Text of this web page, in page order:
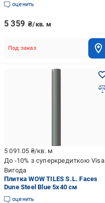
оценить
5 359 ₴/кв. м
Под заказ
5 091.05 ₴/кв. м
До -10% з суперкредиткою Visa
Вигода
Плитка WOW TILES S.L. Faces
Dune Steel Blue 5x40 см
оценить